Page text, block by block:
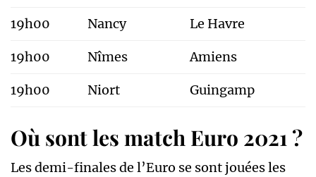
19h00 Nancy Le Havre
19h00 Nîmes Amiens
19h00 Niort Guingamp
Où sont les match Euro 2021 ?
Les demi-finales de l’Euro se sont jouées les